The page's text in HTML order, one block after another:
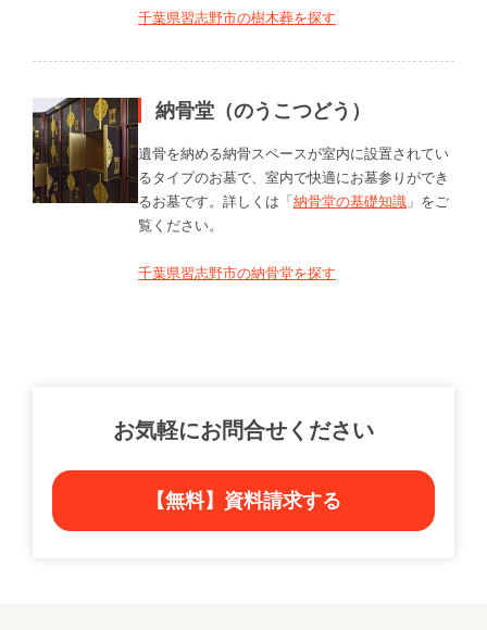
千葉県習志野市の樹木葬を探す
納骨堂（のうこつどう）
遺骨を納める納骨スペースが室内に設置されてい
るタイプのお墓で、室内で快適にお墓参りができ
るお墓です。詳しくは「納骨堂の基礎知識 」をご
覧ください。
千葉県習志野市の納骨堂を探す
お気軽にお問合せください
【無料】資料請求する